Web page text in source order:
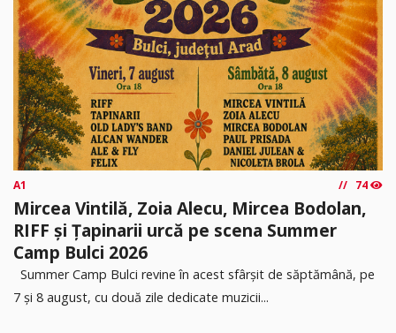
A1 74
Mircea Vintilă, Zoia Alecu, Mircea Bodolan,
RIFF și Țapinarii urcă pe scena Summer
Camp Bulci 2026
Summer Camp Bulci revine în acest sfârșit de săptămână, pe
7 și 8 august, cu două zile dedicate muzicii...